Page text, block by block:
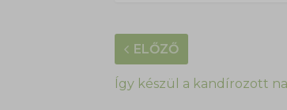
ELŐZŐ
Így készül a kandírozott